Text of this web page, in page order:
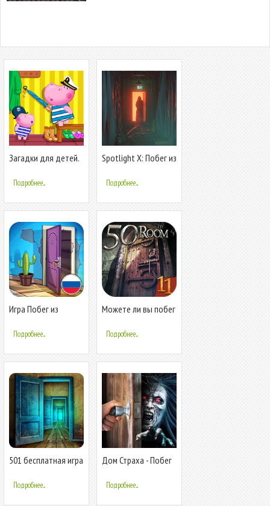
Загадки для детей.
Подробнее...
Spotlight X: Побег из
Подробнее...
Игра Побег из
головоломки
Подробнее...
Можете ли вы побег
Подробнее...
501 бесплатная игра
разблокиров
Подробнее...
Дом Страха - Побег
Подробнее...